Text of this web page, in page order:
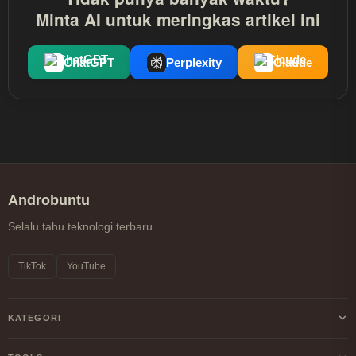
Minta AI untuk meringkas artikel ini
ChatGPT Perplexity Claude
Androbuntu
Selalu tahu teknologi terbaru.
TikTok YouTube
KATEGORI
Android